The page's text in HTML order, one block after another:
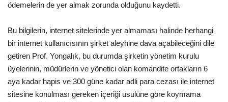
ödemelerin de yer almak zorunda olduğunu kaydetti.
Bu bilgilerin, internet sitelerinde yer almaması halinde herhangi
bir internet kullanıcısının şirket aleyhine dava açabileceğini dile
getiren Prof. Yongalık, bu durumda şirketin yönetim kurulu
üyelerinin, müdürlerin ve yönetici olan komandite ortakların 6
aya kadar hapis ve 300 güne kadar adli para cezası ile internet
sitesine konulması gereken içeriği usulüne göre koymama